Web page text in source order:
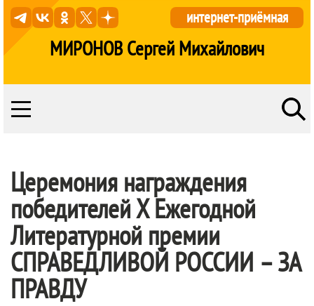
МИРОНОВ Сергей Михайлович
интернет-приёмная
Церемония награждения
победителей Х Ежегодной
Литературной премии
СПРАВЕДЛИВОЙ РОССИИ – ЗА
ПРАВДУ